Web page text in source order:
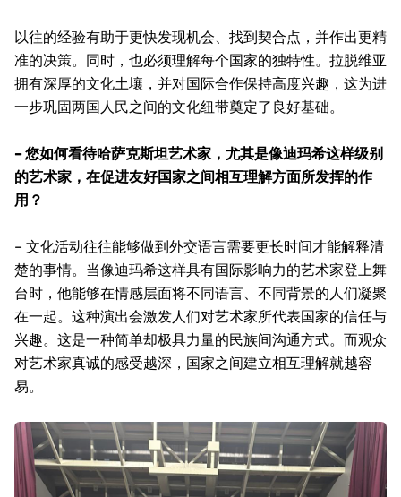
以往的经验有助于更快发现机会、找到契合点，并作出更精
准的决策。同时，也必须理解每个国家的独特性。拉脱维亚
拥有深厚的文化土壤，并对国际合作保持高度兴趣，这为进
一步巩固两国人民之间的文化纽带奠定了良好基础。
– 您如何看待哈萨克斯坦艺术家，尤其是像迪玛希这样级别
的艺术家，在促进友好国家之间相互理解方面所发挥的作
用？
– 文化活动往往能够做到外交语言需要更长时间才能解释清
楚的事情。当像迪玛希这样具有国际影响力的艺术家登上舞
台时，他能够在情感层面将不同语言、不同背景的人们凝聚
在一起。这种演出会激发人们对艺术家所代表国家的信任与
兴趣。这是一种简单却极具力量的民族间沟通方式。而观众
对艺术家真诚的感受越深，国家之间建立相互理解就越容
易。